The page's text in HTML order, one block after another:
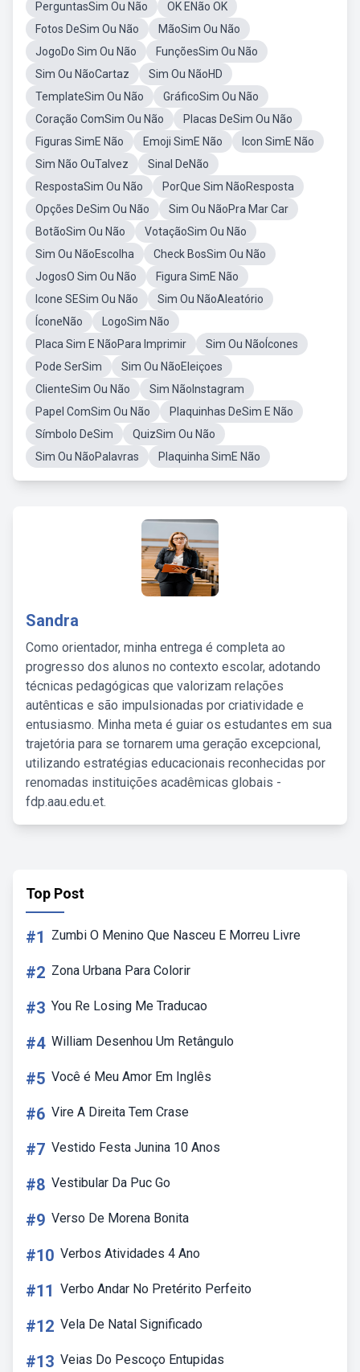
PerguntasSim Ou Não
OK ENão OK
Fotos DeSim Ou Não
MãoSim Ou Não
JogoDo Sim Ou Não
FunçõesSim Ou Não
Sim Ou NãoCartaz
Sim Ou NãoHD
TemplateSim Ou Não
GráficoSim Ou Não
Coração ComSim Ou Não
Placas DeSim Ou Não
Figuras SimE Não
Emoji SimE Não
Icon SimE Não
Sim Não OuTalvez
Sinal DeNão
RespostaSim Ou Não
PorQue Sim NãoResposta
Opções DeSim Ou Não
Sim Ou NãoPra Mar Car
BotãoSim Ou Não
VotaçãoSim Ou Não
Sim Ou NãoEscolha
Check BosSim Ou Não
JogosO Sim Ou Não
Figura SimE Não
Icone SESim Ou Não
Sim Ou NãoAleatório
ÍconeNão
LogoSim Não
Placa Sim E NãoPara Imprimir
Sim Ou NãoÍcones
Pode SerSim
Sim Ou NãoEleiçoes
ClienteSim Ou Não
Sim NãoInstagram
Papel ComSim Ou Não
Plaquinhas DeSim E Não
Símbolo DeSim
QuizSim Ou Não
Sim Ou NãoPalavras
Plaquinha SimE Não
Sandra
Como orientador, minha entrega é completa ao
progresso dos alunos no contexto escolar, adotando
técnicas pedagógicas que valorizam relações
autênticas e são impulsionadas por criatividade e
entusiasmo. Minha meta é guiar os estudantes em sua
trajetória para se tornarem uma geração excepcional,
utilizando estratégias educacionais reconhecidas por
renomadas instituições acadêmicas globais -
fdp.aau.edu.et.
Top Post
#1 Zumbi O Menino Que Nasceu E Morreu Livre
#2 Zona Urbana Para Colorir
#3 You Re Losing Me Traducao
#4 William Desenhou Um Retângulo
#5 Você é Meu Amor Em Inglês
#6 Vire A Direita Tem Crase
#7 Vestido Festa Junina 10 Anos
#8 Vestibular Da Puc Go
#9 Verso De Morena Bonita
#10 Verbos Atividades 4 Ano
#11 Verbo Andar No Pretérito Perfeito
#12 Vela De Natal Significado
#13 Veias Do Pescoço Entupidas